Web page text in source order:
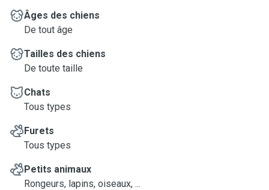
Âges des chiens
De tout âge
Tailles des chiens
De toute taille
Chats
Tous types
Furets
Tous types
Petits animaux
Rongeurs, lapins, oiseaux, ...